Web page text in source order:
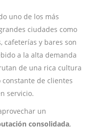
uno de los más
ciudades como
cafeterías y bares son
a la alta demanda
de una rica cultura
de clientes
servicio.
un
consolidada,